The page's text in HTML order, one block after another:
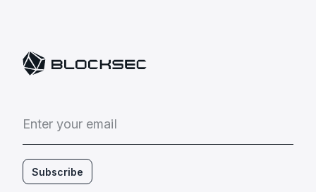
Enter your email
Subscribe